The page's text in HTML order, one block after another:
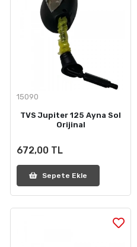
15090
TVS Jupiter 125 Ayna Sol
Orijinal
672,00 TL
Sepete Ekle